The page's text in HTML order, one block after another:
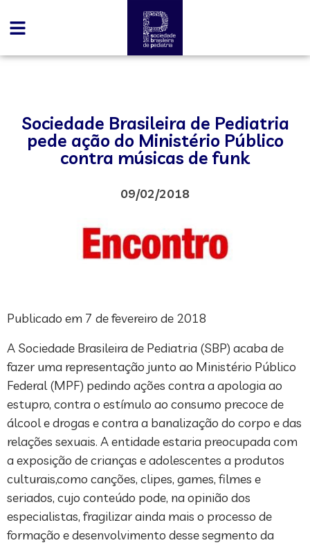
Sociedade Brasileira de Pediatria
pede ação do Ministério Público
contra músicas de funk
09/02/2018
Publicado em 7 de fevereiro de 2018
A Sociedade Brasileira de Pediatria (SBP) acaba de
fazer uma representação junto ao Ministério Público
Federal (MPF) pedindo ações contra a apologia ao
estupro, contra o estímulo ao consumo precoce de
álcool e drogas e contra a banalização do corpo e das
relações sexuais. A entidade estaria preocupada com
a exposição de crianças e adolescentes a produtos
culturais,como canções, clipes, games, filmes e
seriados, cujo conteúdo pode, na opinião dos
especialistas, fragilizar ainda mais o processo de
formação e desenvolvimento desse segmento da